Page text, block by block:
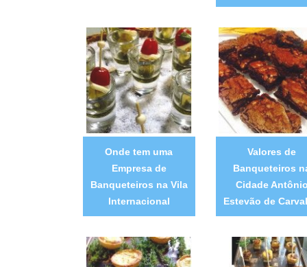
Onde tem uma
Empresa de
Banqueteiros na Vila
Internacional
Valores de
Banqueteiros
Cidade
Estevão de